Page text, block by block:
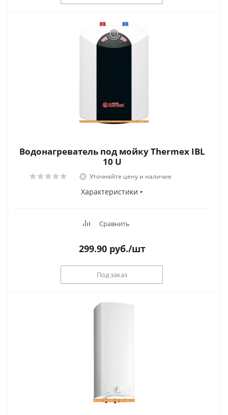
Водонагреватель под мойку Thermex IBL
10 U
Уточняйте цену и наличие
Характеристики
Сравнить
299.90 руб./шт
Под заказ